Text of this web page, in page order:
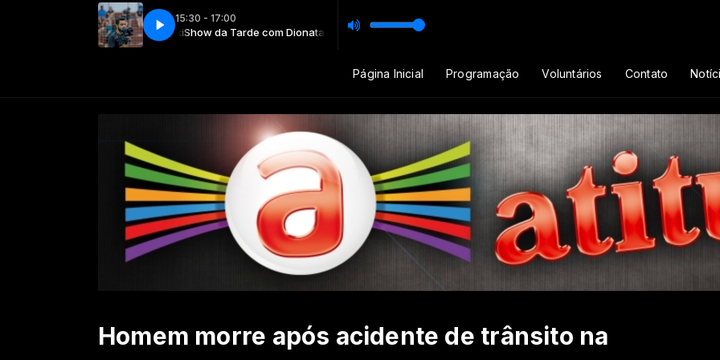
15:30 - 17:00
com Dionatan Sabrowski Show da Tarde com Dionatan Sabrowski
Hi-Fi Internet Stream
Página Inicial Programação Voluntários Contato
Homem morre após acidente de trânsito na